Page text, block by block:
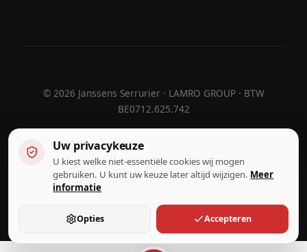
© 2026 Janssens Serrurier · LAMRO GROUP · BTW
BE0712.625.742
Ontworpen doorHebora
Hebora
Gebruiksvoorwaarden
Cookie-instellingen
Uw privacykeuze
U kiest welke niet-essentiële cookies wij mogen
gebruiken. U kunt uw keuze later altijd wijzigen. Meer
informatie
Opties Accepteren